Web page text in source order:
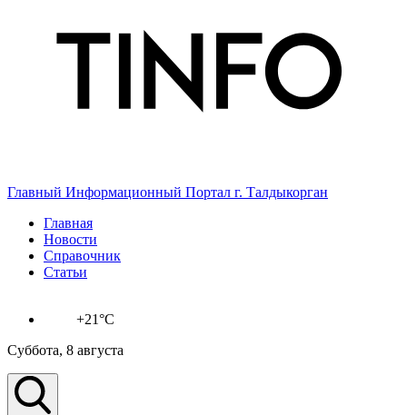
Главный Информационный Портал г. Талдыкорган
Главная
Новости
Справочник
Статьи
+21°C
Суббота, 8 августа